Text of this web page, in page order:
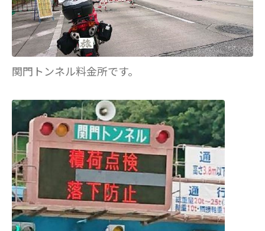
関門トンネル料金所です。